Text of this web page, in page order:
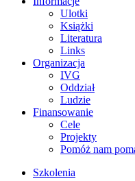
Ulotki
Książki
Literatura
Links
Organizacja
IVG
Oddział
Ludzie
Finansowanie
Cele
Projekty
Pomóż nam
Szkolenia